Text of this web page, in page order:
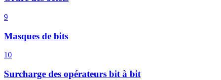
9
Masques de bits
10
Surcharge des opérateurs bit à bit